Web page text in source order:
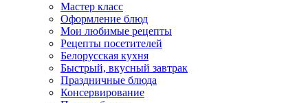
Мастер класс
Оформление блюд
Мои любимые рецепты
Рецепты посетителей
Белорусская кухня
Быстрый, вкусный завтрак
Праздничные блюда
Консервирование